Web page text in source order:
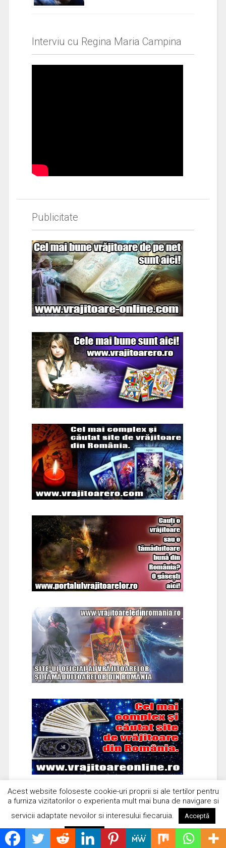
Interviu cu Regina Maria Campina
Publicitate
Acest website foloseste cookie-uri proprii si ale tertilor pentru
a furniza vizitatorilor o experienta mult mai buna de navigare si
servicii adaptate nevoilor si interesului fiecaruia.
Acceptă
Respinge Citește mai mult